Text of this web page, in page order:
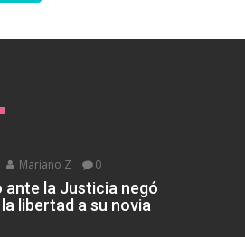
Mariano Z 0
ante la Justicia negó
libertad a su novia